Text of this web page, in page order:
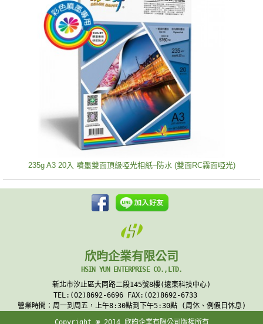
235g A3 20入 噴墨雙面頂級啞光相紙–防水 (雙面RC霧面啞光)
欣昀企業有限公司
HSIN YUN ENTERPRISE CO.,LTD.
新北市汐止區大同路二段145號8樓(遠東科技中心)
TEL:(02)8692-6696 FAX:(02)8692-6733
營業時間：周一到周五，上午8:30點到下午5:30點 (周休、例假日休息)
Copyright © 2014 欣昀企業有限公司版權所有